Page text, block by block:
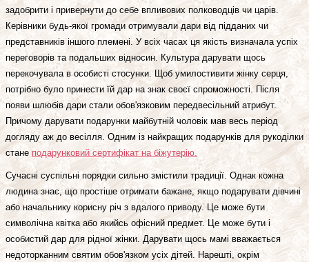
задобрити і привернути до себе впливових полководців чи царів.
Керівники будь-якої громади отримували дари від підданих чи
представників іншого племені. У всіх часах ця якість визначала успіх
переговорів та подальших відносин. Культура дарувати щось
перекочувала в особисті стосунки. Щоб умилостивити жінку серця,
потрібно було принести їй дар на знак своєї спроможності. Після
появи шлюбів дари стали обов'язковим передвесільний атрибут.
Причому дарувати подарунки майбутній чоловік мав весь період
догляду аж до весілля. Одним із найкращих подарунків для рукоділки
стане подарунковий сертифікат на біжутерію.
Сучасні суспільні порядки сильно змістили традиції. Однак кожна
людина знає, що простіше отримати бажане, якщо подарувати дівчині
або начальнику корисну річ з вдалого приводу. Це може бути
символічна квітка або якийсь офісний предмет. Це може бути і
особистий дар для рідної жінки. Дарувати щось мамі вважається
недоторканним святим обов'язком усіх дітей. Нарешті, окрім